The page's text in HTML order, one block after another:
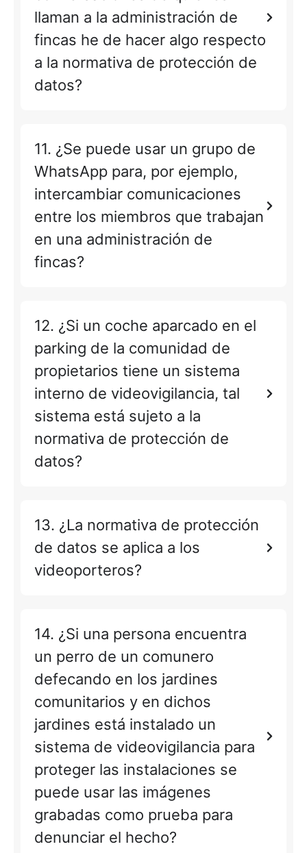
llaman a la administración de
fincas he de hacer algo respecto
a la normativa de protección de
datos?
11. ¿Se puede usar un grupo de
WhatsApp para, por ejemplo,
intercambiar comunicaciones
entre los miembros que trabajan
en una administración de
fincas?
12. ¿Si un coche aparcado en el
parking de la comunidad de
propietarios tiene un sistema
interno de videovigilancia, tal
sistema está sujeto a la
normativa de protección de
datos?
13. ¿La normativa de protección
de datos se aplica a los
videoporteros?
14. ¿Si una persona encuentra
un perro de un comunero
defecando en los jardines
comunitarios y en dichos
jardines está instalado un
sistema de videovigilancia para
proteger las instalaciones se
puede usar las imágenes
grabadas como prueba para
denunciar el hecho?